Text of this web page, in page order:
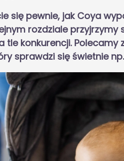
się pewnie, jak Coya
rozdziale
tle konkurencji.
sprawdzi się świetnie